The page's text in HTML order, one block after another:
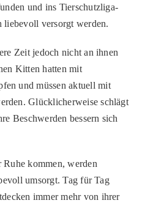
und ins Tierschutzliga-
versorgt werden.
Zeit jedoch nicht an ihnen
Kitten hatten mit
und müssen aktuell mit
Glücklicherweise schlägt
Beschwerden bessern sich
kommen, werden
umsorgt. Tag für Tag
immer mehr von ihrer